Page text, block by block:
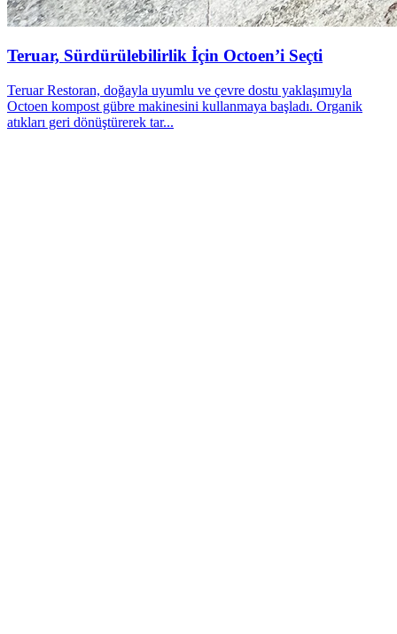
Teruar, Sürdürülebilirlik İçin Octoen’i Seçti
Teruar Restoran, doğayla uyumlu ve çevre dostu yaklaşımıyla
Octoen kompost gübre makinesini kullanmaya başladı. Organik
atıkları geri dönüştürerek tar...